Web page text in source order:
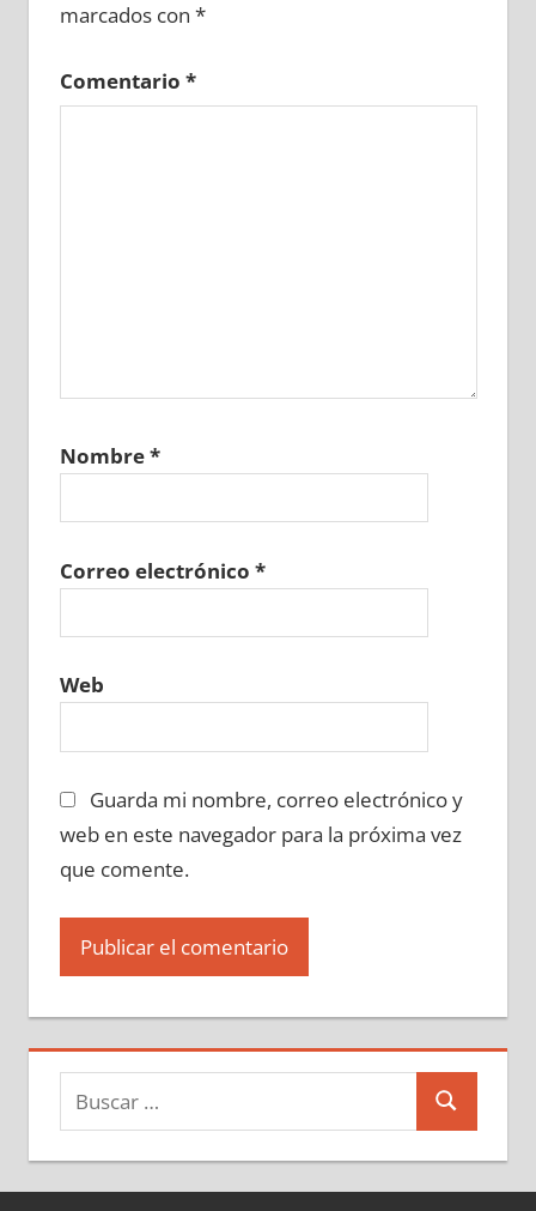
marcados con *
Comentario *
Nombre*
Correo electrónico *
Web
Guarda mi nombre, correo electrónico y
web en este navegador para la próxima vez
que comente.
Buscar